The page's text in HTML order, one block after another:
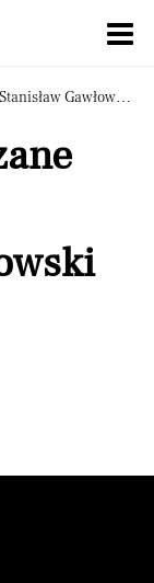
Stanisław Gawłowski korupcja